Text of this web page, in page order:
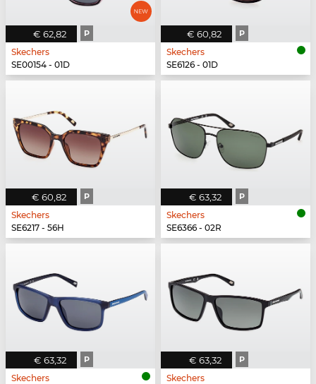
€ 62,82 P
Skechers
SE00154 - 01D
€ 60,82 P
Skechers
SE6126 - 01D
€ 60,82 P
Skechers
SE6217 - 56H
€ 63,32 P
Skechers
SE6366 - 02R
€ 63,32 P
Skechers
€ 63,32 P
Skechers